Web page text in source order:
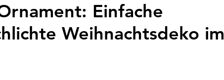
Einfache
Weihnachtsdeko im